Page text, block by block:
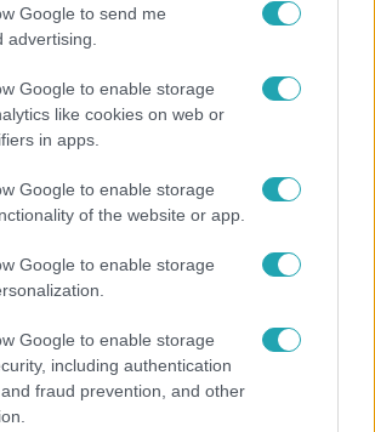
Google to send me
advertising.
Google to enable storage
like cookies on web or
in apps.
Google to enable storage
of the website or app.
Google to enable storage
Google to enable storage
including authentication
fraud prevention, and other
első: ezekben a városokban a